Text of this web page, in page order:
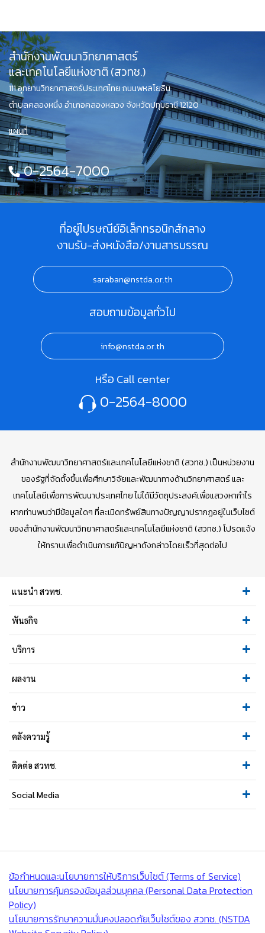
สำนักงานพัฒนาวิทยาศาสตร์
และเทคโนโลยีแห่งชาติ (สวทช.)
111 อุทยานวิทยาศาสตร์ประเทศไทย ถนนพหลโยธิน
ตำบลคลองหนึ่ง อำเภอคลองหลวง จังหวัดปทุมธานี 12120
แผนที่
0-2564-7000
ที่อยู่ไปรษณีย์อิเล็กทรอนิกส์กลาง
งานรับ-ส่งหนังสือ/งานสารบรรณ
saraban@nstda.or.th
สอบถามข้อมูลทั่วไป
info@nstda.or.th
หรือ Call center
0-2564-8000
สำนักงานพัฒนาวิทยาศาสตร์และเทคโนโลยีแห่งชาติ (สวทช.) เป็นหน่วยงาน
ของรัฐที่จัดตั้งขึ้นเพื่อศึกษาวิจัยและพัฒนาทางด้านวิทยาศาสตร์ และ
เทคโนโลยีเพื่อการพัฒนาประเทศไทย ไม่ได้มีวัตถุประสงค์เพื่อแสวงหากำไร
หากท่านพบว่ามีข้อมูลใดๆ ที่ละเมิดทรัพย์สินทางปัญญาปรากฏอยู่ในเว็บไซต์
ของสำนักงานพัฒนาวิทยาศาสตร์และเทคโนโลยีแห่งชาติ (สวทช.) โปรดแจ้ง
ให้ทราบเพื่อดำเนินการแก้ปัญหาดังกล่าวโดยเร็วที่สุดต่อไป
แนะนำ สวทช.
พันธกิจ
บริการ
ผลงาน
ข่าว
คลังความรู้
ติดต่อ สวทช.
Social Media
ข้อกำหนดและนโยบายการให้บริการเว็บไซต์ (Terms of Service)
นโยบายการคุ้มครองข้อมูลส่วนบุคคล (Personal Data Protection
Policy)
นโยบายการรักษาความมั่นคงปลอดภัยเว็บไซต์ของ สวทช. (NSTDA